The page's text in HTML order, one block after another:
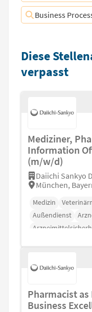
Business
Diese
verpasst
Mediziner,
Information
(m/w/d)
Daiichi Sankyo
München,
Medizin
Außendienst
Pharmacist as
Business